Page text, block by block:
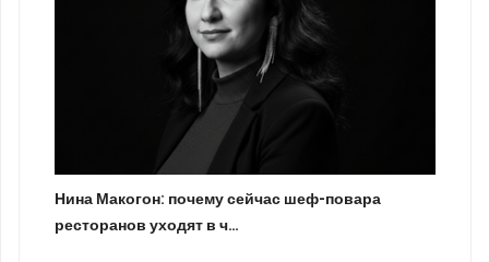
Нина Макогон: почему сейчас шеф-повара
ресторанов уходят в ч…